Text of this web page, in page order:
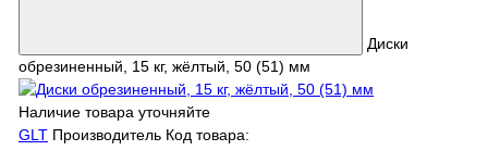
Диски
обрезиненный, 15 кг, жёлтый, 50 (51) мм
Наличие товара уточняйте
GLT Производитель Код товара: